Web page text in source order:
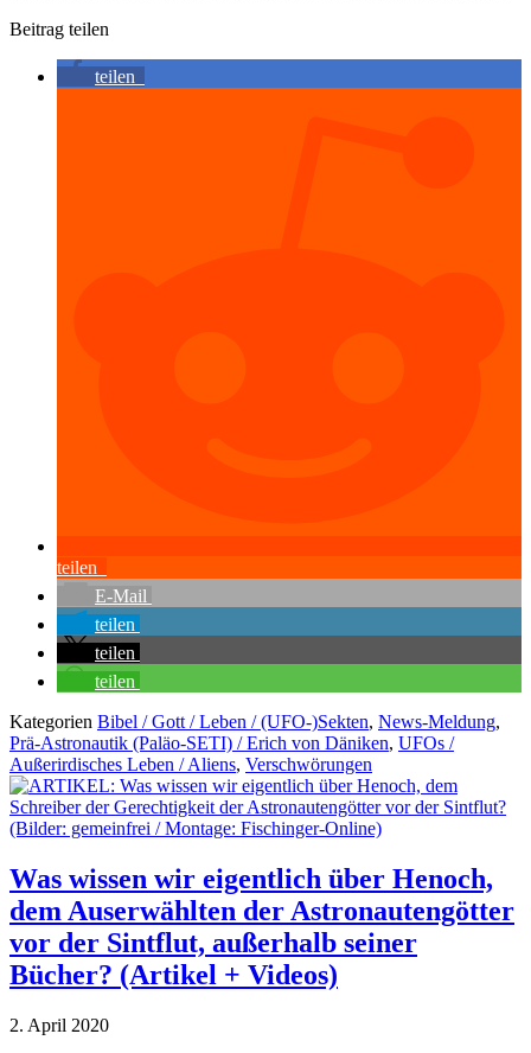
Beitrag teilen
teilen
teilen
E-Mail
teilen
teilen
teilen
Kategorien Bibel / Gott / Leben / (UFO-)Sekten, News-Meldung,
Prä-Astronautik (Paläo-SETI) / Erich von Däniken, UFOs /
Außerirdisches Leben / Aliens, Verschwörungen
Was wissen wir eigentlich über Henoch,
dem Auserwählten der Astronautengötter
vor der Sintflut, außerhalb seiner
Bücher? (Artikel + Videos)
2. April 2020